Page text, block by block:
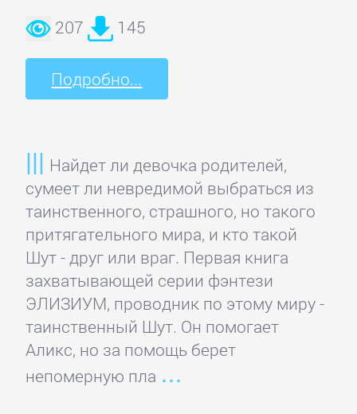
207 145
Подробно...
Найдет ли девочка родителей,
сумеет ли невредимой выбраться из
таинственного, страшного, но такого
притягательного мира, и кто такой
Шут - друг или враг. Первая книга
захватывающей серии фэнтези
ЭЛИЗИУМ, проводник по этому миру -
таинственный Шут. Он помогает
Аликс, но за помощь берет
непомерную пла
Русская
классика
литература
Старинная
литература:
прочее
КОМПЬЮТЕРНАЯ
ЛИТЕРАТУРА